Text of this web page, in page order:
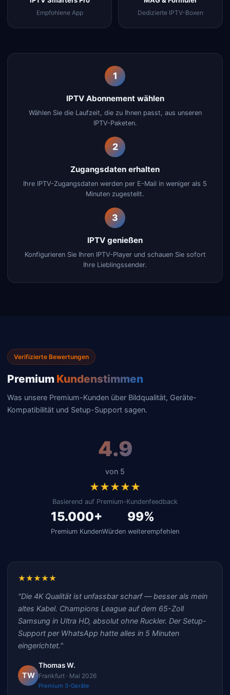
Empfohlene App Dedizierte IPTV-Boxen
1
IPTV Abonnement wählen
Wählen Sie die Laufzeit, die zu Ihnen passt, aus unseren
IPTV-Paketen.
2
Zugangsdaten erhalten
Ihre IPTV-Zugangsdaten werden per E-Mail in weniger als 5
Minuten zugestellt.
3
IPTV genießen
Konfigurieren Sie Ihren IPTV-Player und schauen Sie sofort
Ihre Lieblingssender.
Verifizierte Bewertungen
Premium Kundenstimmen
Was unsere Premium-Kunden über Bildqualität, Geräte-
Kompatibilität und Setup-Support sagen.
4.9
von 5
★★★★★
Basierend auf Premium-Kundenfeedback
15.000+
Premium Kunden
99%
Würden weiterempfehlen
★★★★★
"Die 4K Qualität ist unfassbar scharf — besser als mein
altes Kabel. Champions League auf dem 65-Zoll
Samsung in Ultra HD, absolut ohne Ruckler. Der Setup-
Support per WhatsApp hatte alles in 5 Minuten
eingerichtet."
TW
Thomas W.
Frankfurt · Mai 2026
Premium 3-Geräte